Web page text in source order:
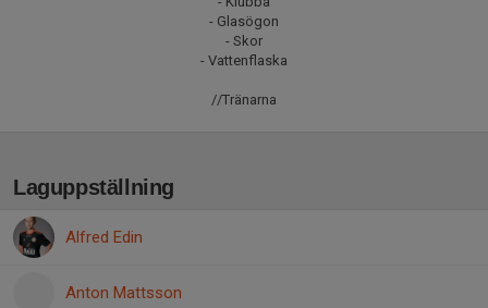
- Glasögon
- Skor
- Vattenflaska
//Tränarna
Laguppställning
Alfred Edin
Anton Mattsson